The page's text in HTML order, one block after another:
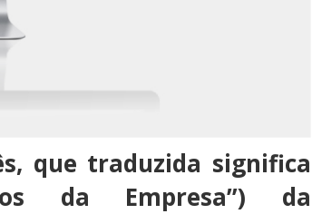
que traduzida significa
da Empresa”) da